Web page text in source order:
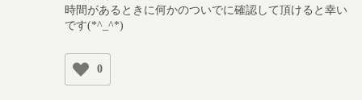
時間があるときに何かのついでに確認して頂けると幸い
です(*^_^*)
0